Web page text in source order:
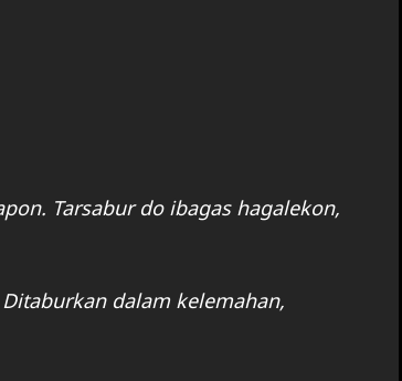
Tarsabur do ibagas hagalekon,
dalam kelemahan,